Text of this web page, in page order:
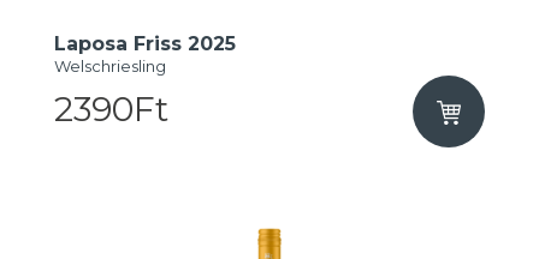
Laposa Friss 2025
Welschriesling
2390Ft